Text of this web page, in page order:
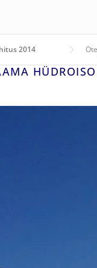
2014